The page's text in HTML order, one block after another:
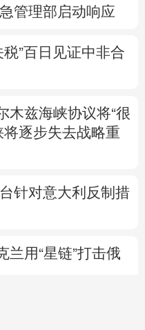
管理部启动响应
”百日见证中非合
木兹海峡协议将“很
逐步失去战略重
针对意大利反制措
兰用“星链”打击俄